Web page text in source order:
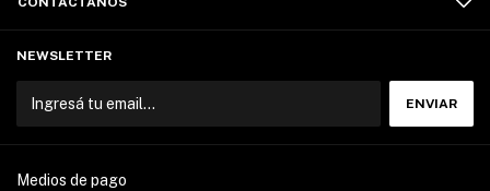
NEWSLETTER
Medios de pago